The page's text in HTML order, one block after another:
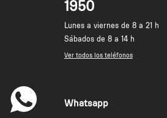
1950
Lunes a viernes de 8 a 21 h
Sábados de 8 a 14 h
Ver todos los teléfonos
Whatsapp